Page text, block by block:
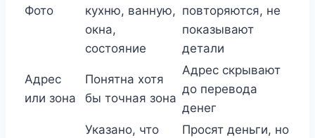
Фото
кухню, ванную,
окна,
состояние
повторяются, не
показывают
детали
Адрес
или зона
Понятна хотя
бы точная зона
Адрес скрывают
до перевода
денег
Указано, что
Просят деньги, но